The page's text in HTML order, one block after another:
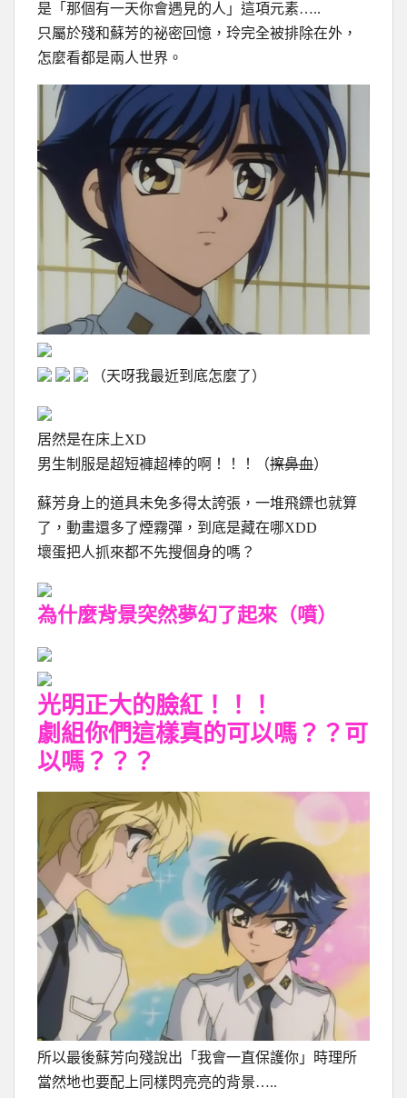
是「那個有一天你會遇見的人」這項元素…..
只屬於殘和蘇芳的祕密回憶，玲完全被排除在外，
怎麼看都是兩人世界。
（天呀我最近到底怎麼了）
居然是在床上XD
男生制服是超短褲超棒的啊！！！（擦鼻血）
蘇芳身上的道具未免多得太誇張，一堆飛鏢也就算
了，動畫還多了煙霧彈，到底是藏在哪XDD
壞蛋把人抓來都不先搜個身的嗎？
為什麼背景突然夢幻了起來（噴）
光明正大的臉紅！！！
劇組你們這樣真的可以嗎？？可
以嗎？？？
所以最後蘇芳向殘說出「我會一直保護你」時理所
當然地也要配上同樣閃亮亮的背景…..